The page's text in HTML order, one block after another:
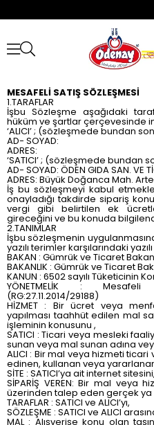
MESAFELİ SATIŞ SÖZLEŞMESİ
1.TARAFLAR
İşbu Sözleşme aşağıdaki
hüküm ve şartlar çerçevesinde
‘ALICI’ ; (sözleşmede bundan
AD- SOYAD:
ADRES:
‘SATICI’ ; (sözleşmede bundan
AD- SOYAD: ÖDEN GIDA SAN. VE
ADRES: Büyük Doğanca Mah.
İş bu sözleşmeyi kabul
onayladığı takdirde sipariş
vergi gibi belirtilen ek
gireceğini ve bu konuda
2.TANIMLAR
İşbu sözleşmenin
yazılı terimler karşılarındaki
BAKAN : Gümrük ve Ticaret
BAKANLIK : Gümrük ve Ticaret
KANUN : 6502 sayılı Tüketicinin
YÖNETMELİK : Mesafeli
(RG:27.11.2014/29188)
HİZMET : Bir ücret veya
yapılması taahhüt edilen mal
işleminin konusunu ,
SATICI : Ticari veya mesleki
sunan veya mal sunan adına
ALICI : Bir mal veya hizmeti
edinen, kullanan veya
SİTE : SATICI’ya ait internet sitesini,
SİPARİŞ VEREN: Bir mal veya
üzerinden talep eden gerçek ya
TARAFLAR : SATICI ve ALICI’yı,
SÖZLEŞME : SATICI ve ALICI
MAL : Alışverişe konu olan